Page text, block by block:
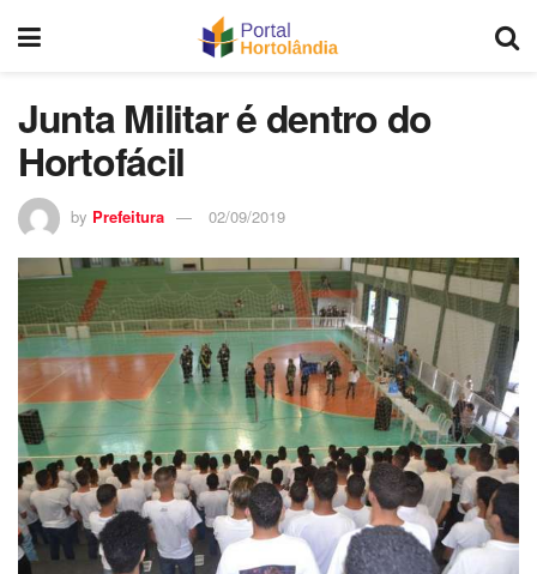
Junta Militar é dentro do
Hortofácil
by Prefeitura 02/09/2019